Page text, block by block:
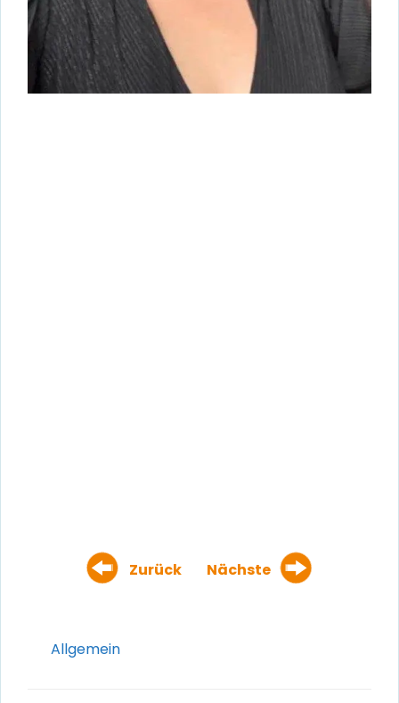
Zurück Nächste
Kategorien
Allgemein